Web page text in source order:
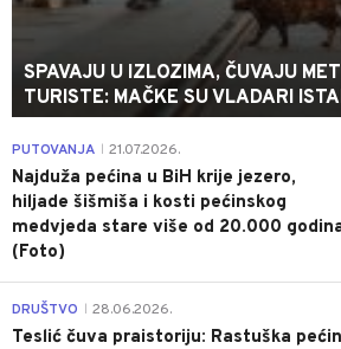
SPAVAJU U IZLOZIMA, ČUVAJU
TURISTE: MAČKE SU VLADARI
PUTOVANJA 21.07.2026.
Najduža pećina u BiH krije jezero,
hiljade šišmiša i kosti pećinskog
medvjeda stare više od 20.000
(Foto)
DRUŠTVO 28.06.2026.
Teslić čuva praistoriju: Rastuška